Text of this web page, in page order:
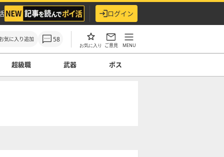
ログイン
気に入り追加 58
お気に入り ご意見 MENU
超級職 武器 ボス